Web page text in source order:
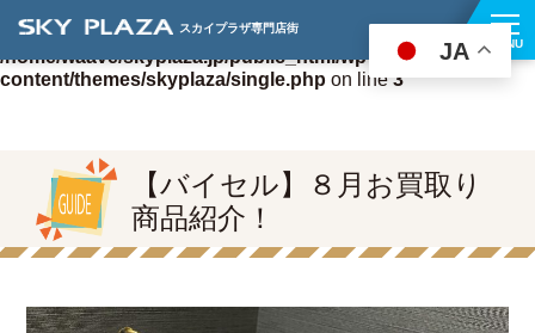
Warning
: Undefined variable $news_id in
/home/waave/skyplaza.jp/public_html/wp-
content/themes/skyplaza/single.php on line3
スカイプラザ専門店街
MENU
【バイセル】８月お買取り
商品紹介！
JA